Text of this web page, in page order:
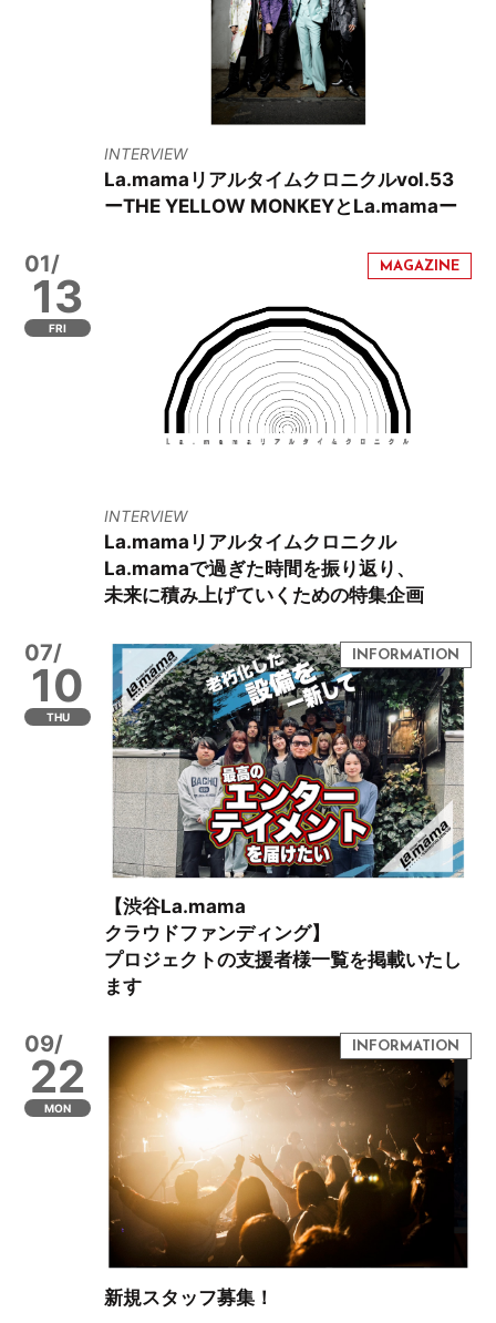
INTERVIEW
La.mamaリアルタイムクロニクルvol.53
ーTHE YELLOW MONKEYとLa.mamaー
01/
13
FRI
INTERVIEW
La.mamaリアルタイムクロニクル
La.mamaで過ぎた時間を振り返り、
未来に積み上げていくための特集企画
07/
10
THU
【渋谷La.mama
クラウドファンディング】
プロジェクトの支援者様一覧を掲載いたし
ます
09/
22
MON
新規スタッフ募集！